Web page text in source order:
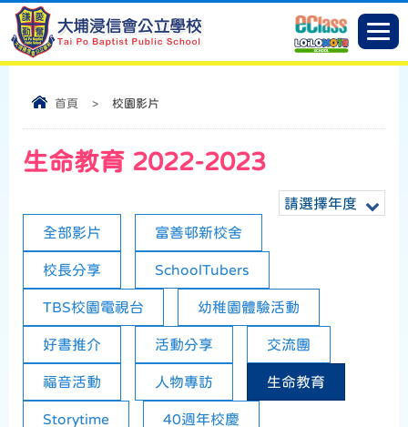
首頁 > 校園影片
生命教育 2022-2023
請選擇年度
全部影片
富善邨新校舍
校長分享 SchoolTubers
TBS校園電視台 幼稚園體驗活動
好書推介 活動分享 交流團
福音活動 人物專訪 生命教育
Storytime 40週年校慶